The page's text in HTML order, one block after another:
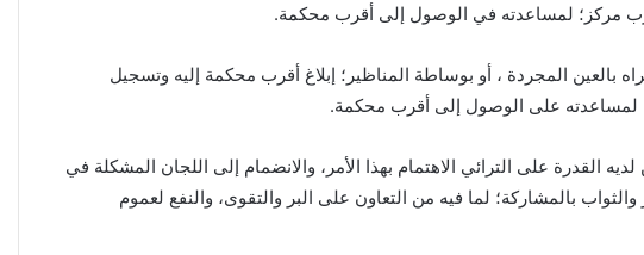
مركز؛ لمساعدته في الوصول إلى أقرب محكمة.
بالعين المجردة ، أو بوساطة المناظير؛ إبلاغ أقرب محكمة إليه وتسجيل
لمساعدته على الوصول إلى أقرب محكمة.
القدرة على الترائي الاهتمام بهذا الأمر، والانضمام إلى اللجان المشكلة في
بالمشاركة؛ لما فيه من التعاون على البر والتقوى، والنفع لعموم